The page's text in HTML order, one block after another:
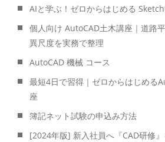
AIと学ぶ！ゼロからはじめる
個人向け AutoCAD土木講座｜道路
異尺度を実務で整理
AutoCAD 機械 コース
最短4日で習得｜ゼロからはじめる
座
簿記ネット試験の申込み方法
[2024年版] 新入社員へ『CAD研修』